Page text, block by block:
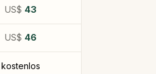
US$ 43
US$ 46
kostenlos